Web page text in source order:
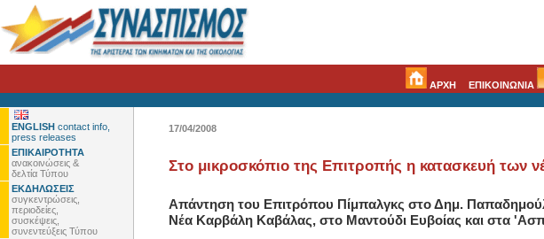
ΑΡΧΗ ΕΠΙΚΟΙΝΩΝΙΑ
ENGLISH contact info,
press releases
ΕΠΙΚΑΙΡΟΤΗΤΑ
ανακοινώσεις &
δελτία Τύπου
ΕΚΔΗΛΩΣΕΙΣ
συγκεντρώσεις,
περιοδείες,
συσκέψεις,
συνεντεύξεις Τύπου
17/04/2008
Στο μικροσκόπιο της Επιτροπής η κατασκευή των
Απάντηση του Επιτρόπου Πίμπαλγκς στο Δημ.
Νέα Καρβάλη Καβάλας, στο Mαντούδι Ευβοίας και στα